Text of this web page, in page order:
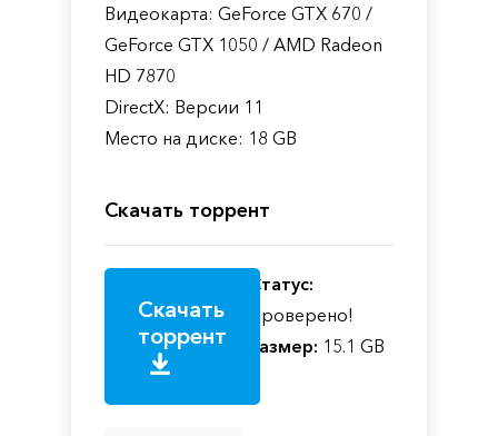
Видеокарта: GeForce GTX 670 /
GeForce GTX 1050 / AMD Radeon
HD 7870
DirectX: Версии 11
Место на диске: 18 GB
Скачать торрент
Скачать
торрент
Статус:
Проверено!
Размер: 15.1 GB